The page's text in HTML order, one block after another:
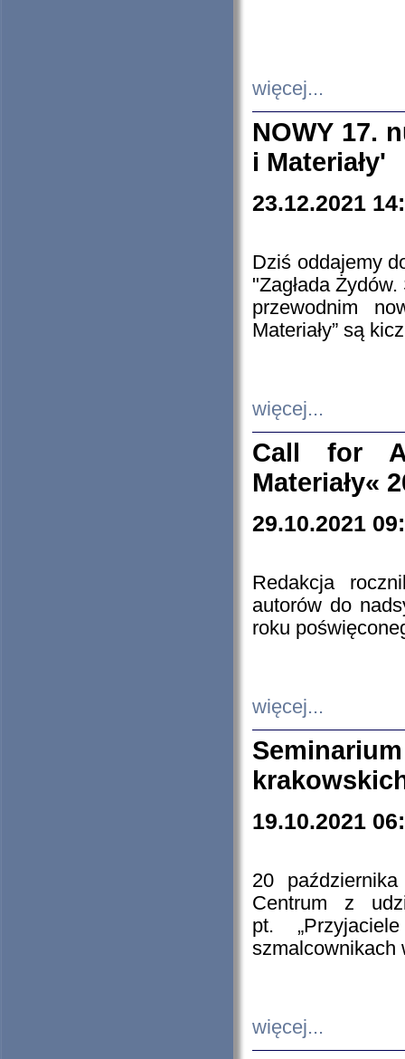
więcej...
NOWY 17.
i Materiały'
23.12.2021
Dziś oddajemy
"Zagłada
przewodnim
Materiały” są
więcej...
Call for
Materiały«
29.10.2021
Redakcja
autorów do
roku
więcej...
19.10.2021
20
Centrum z
pt.
szmalcownikach
więcej...